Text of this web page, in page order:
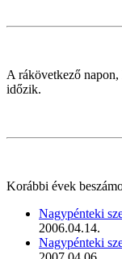
A rákövetkező
időzik.
Korábbi évek
Nagypénteki
2006.04.14.
Nagypénteki